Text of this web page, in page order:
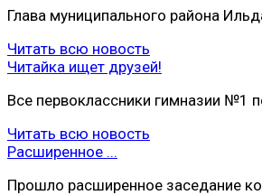
Глава муниципального района
Читать всю новость
Читайка ищет друзей!
Все первоклассники гимназии №1
Читать всю новость
Расширенное ...
Прошло расширенное заседание